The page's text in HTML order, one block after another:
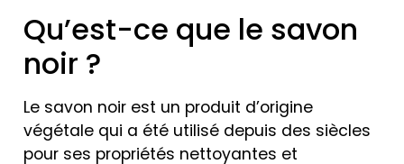
Qu’est-ce que le savon
noir ?
Le savon noir est un produit d’origine
végétale qui a été utilisé depuis des siècles
pour ses propriétés nettoyantes et